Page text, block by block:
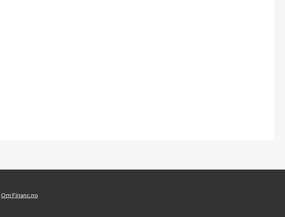
Om Financ.no